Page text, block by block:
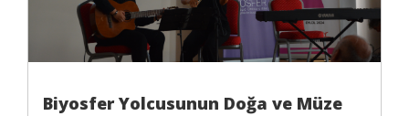
Biyosfer Yolcusunun Doğa ve Müze